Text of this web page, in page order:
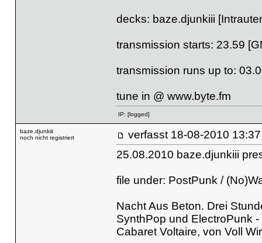
decks: baze.djunkiii
transmission starts: 23.59
transmission runs up to:
tune in @ www.byte.fm
IP: [logged]
baze.djunkiii
noch nicht registriert
verfasst 18-08-2010
25.08.2010 baze.djunkiii
file under: PostPunk /
Nacht Aus Beton. Drei
SynthPop und ElectroPunk
Cabaret Voltaire, von Voll